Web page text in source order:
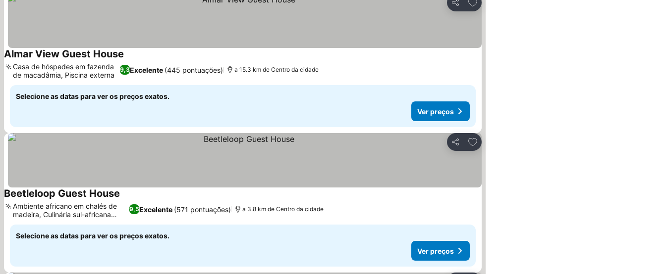
Partilhar
Almar View Guest House
9,3Excelente (445 pontuações)
Casa de hóspedes em fazenda
de macadâmia, Piscina externa
a 15.3 km de Centro da cidade
Selecione as datas para ver os preços exatos.
Ver preços
Partilhar
Adicionar aos favoritos
Beetleloop Guest House
9,5Excelente (571 pontuações)
Ambiente africano em chalés de
madeira, Culinária sul-africana
caseira
a 3.8 km de Centro da cidade
Selecione as datas para ver os preços exatos.
Ver preços